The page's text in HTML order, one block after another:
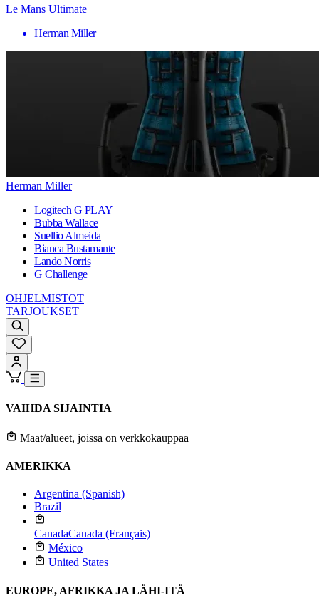
Le Mans Ultimate
Herman Miller
Herman Miller
Logitech G PLAY
Bubba Wallace
Suellio Almeida
Bianca Bustamante
Lando Norris
G Challenge
OHJELMISTOT
TARJOUKSET
VAIHDA SIJAINTIA
Maat/alueet, joissa on verkkokauppaa
AMERIKKA
Argentina (Spanish)
Brazil
CanadaCanada (Français)
México
United States
EUROPE, AFRIKKA JA LÄHI-ITÄ